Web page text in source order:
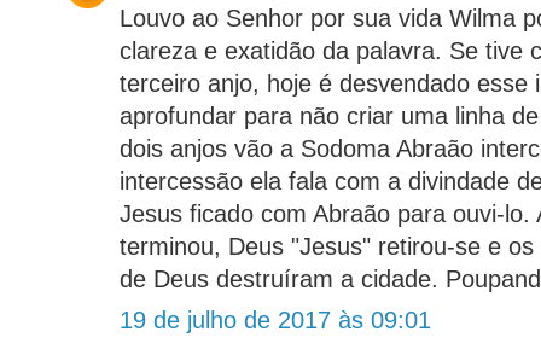
Louvo ao Senhor por sua vida Wilma
clareza e exatidão da palavra. Se tive
terceiro anjo, hoje é desvendado esse
aprofundar para não criar uma linha
dois anjos vão a Sodoma Abraão
intercessão ela fala com a divindade
Jesus ficado com Abraão para ouvi-lo.
terminou, Deus "Jesus" retirou-se e
de Deus destruíram a cidade.
19 de julho de 2017 às 09:01